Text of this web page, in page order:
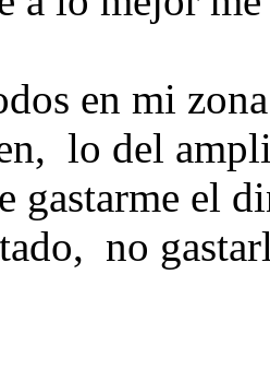
en mi
lo del
gastarme el
no